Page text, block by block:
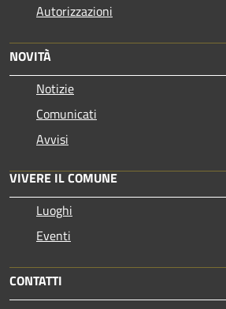
Autorizzazioni
NOVITÀ
Notizie
Comunicati
Avvisi
VIVERE IL COMUNE
Luoghi
Eventi
CONTATTI